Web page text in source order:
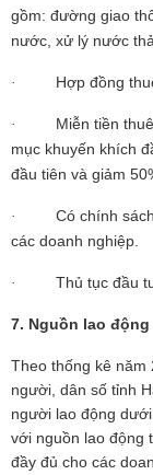
gồm: đường giao
nước, xử lý nước
· Hợp đồng
·
Miễn tiền
mục khuyến khích
đầu tiên và giảm
·
Có chính
các doanh nghiệp.
· Thủ tục đầu
7. Nguồn lao
Theo thống kê năm
người, dân số tỉnh
người lao động
với nguồn lao động
đầy đủ cho các